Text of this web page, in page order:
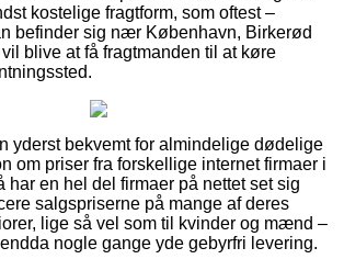
kostelige fragtform, som oftest –
befinder sig nær København, Birkerød
blive at få fragtmanden til at køre
yderst bekvemt for almindelige dødelige
om priser fra forskellige internet firmaer i
har en hel del firmaer på nettet set sig
salgspriserne på mange af deres
lige så vel som til kvinder og mænd –
nogle gange yde gebyrfri levering.